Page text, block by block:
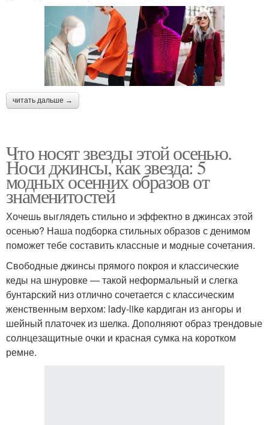
читать дальше →
Что носят звезды этой осенью.
Носи джинсы, как звезда: 5
модных осенних образов от
знаменитостей
Хочешь выглядеть стильно и эффектно в джинсах этой
осенью? Наша подборка стильных образов с денимом
поможет тебе составить классные и модные сочетания.
Свободные джинсы прямого покроя и классические
кеды на шнуровке — такой неформальный и слегка
бунтарский низ отлично сочетается с классическим
женственным верхом: lady-like кардиган из ангоры и
шейный платочек из шелка. Дополняют образ трендовые
солнцезащитные очки и красная сумка на коротком
ремне.